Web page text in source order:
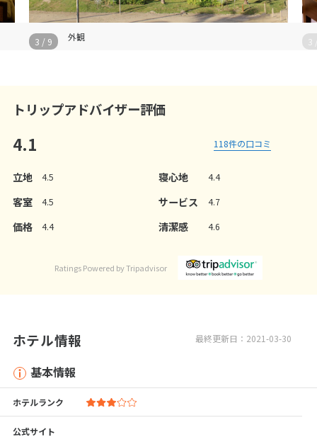
外観
3 / 9 3
トリップアドバイザー評価
4.1 118件の口コミ
立地 4.5 寝心地 4.4
客室 4.5 サービス 4.7
価格 4.4 清潔感 4.6
Ratings Powered by Tripadvisor
最終更新日：2021-03-30
ホテル情報
基本情報
ホテルランク
公式サイト